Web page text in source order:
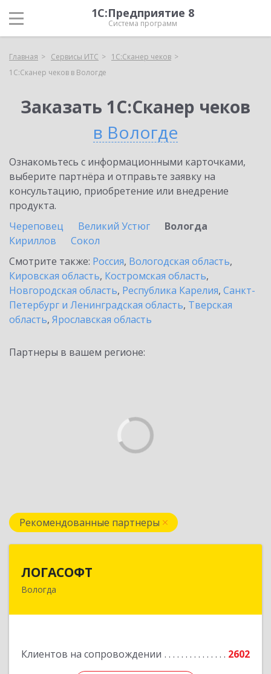
1С:Предприятие 8
Система программ
Главная Сервисы ИТС
1С:Сканер чеков
1С:Сканер чеков в Вологде
Заказать 1С:Сканер чеков
в Вологде
Ознакомьтесь с информационными карточками,
выберите партнёра и отправьте заявку на
консультацию, приобретение или внедрение
продукта.
Череповец
Великий Устюг
Вологда
Кириллов
Сокол
Смотрите также: Россия, Вологодская область,
Кировская область, Костромская область,
Новгородская область, Республика Карелия, Санкт-
Петербург и Ленинградская область, Тверская
область, Ярославская область
Партнеры в вашем регионе:
Рекомендованные партнеры
ЛОГАСОФТ
Вологда
Клиентов на сопровождении 2602
160002, Вологодская обл, Вологда г, Гагарина